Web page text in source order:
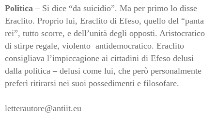
Politica – Si dice “da suicidio”. Ma per primo lo disse
Eraclito. Proprio lui, Eraclito di Efeso, quello del “panta
rei”, tutto scorre, e dell’unità degli opposti. Aristocratico
di stirpe regale, violento antidemocratico. Eraclito
consigliava l’impiccagione ai cittadini di Efeso delusi
dalla politica – delusi come lui, che però personalmente
preferì ritirarsi nei suoi possedimenti e filosofare.
letterautore@antiit.eu